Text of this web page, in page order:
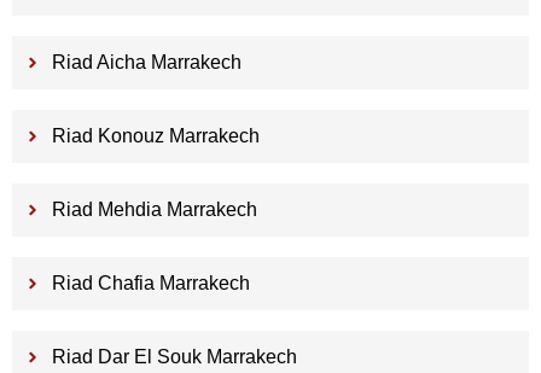
Riad Aicha Marrakech
Riad Konouz Marrakech
Riad Mehdia Marrakech
Riad Chafia Marrakech
Riad Dar El Souk Marrakech